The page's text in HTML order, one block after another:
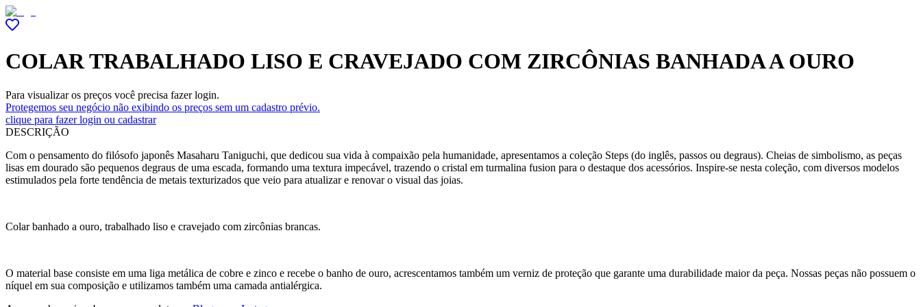
COLAR TRABALHADO LISO E CRAVEJADO COM ZIRCÔNIAS BANHADA A OURO
Para visualizar os preços você precisa fazer login.
Protegemos seu negócio não exibindo os preços sem um cadastro prévio.
clique para fazer login ou cadastrar
DESCRIÇÃO
Com o pensamento do filósofo japonês Masaharu Taniguchi, que dedicou sua vida à compaixão pela humanidade, apresentamos a coleção Steps (do inglês, passos ou degraus). Cheias de simbolismo, as peças
lisas em dourado são pequenos degraus de uma escada, formando uma textura impecável, trazendo o cristal em turmalina fusion para o destaque dos acessórios. Inspire-se nesta coleção, com diversos modelos
estimulados pela forte tendência de metais texturizados que veio para atualizar e renovar o visual das joias.
Colar banhado a ouro, trabalhado liso e cravejado com zircônias brancas.
O material base consiste em uma liga metálica de cobre e zinco e recebe o banho de ouro, acrescentamos também um verniz de proteção que garante uma durabilidade maior da peça. Nossas peças não possuem o
níquel em sua composição e utilizamos também uma camada antialérgica.